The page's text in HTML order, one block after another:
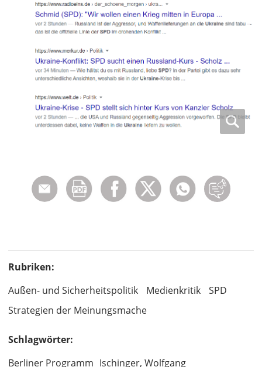
Rubriken:
Außen- und Sicherheitspolitik
Medienkritik
SPD
Strategien der Meinungsmache
Schlagwörter:
Berliner Programm Ischinger, Wolfgang